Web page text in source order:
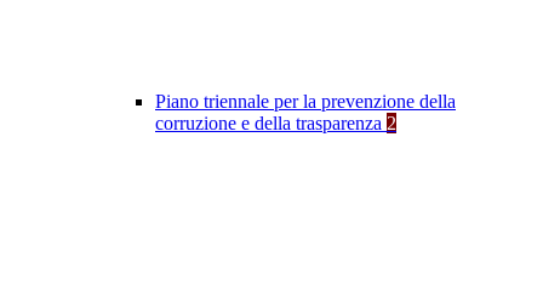
Piano triennale per la prevenzione della
corruzione e della trasparenza 2